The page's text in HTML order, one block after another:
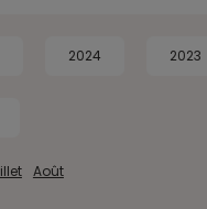
2024 2023
Août